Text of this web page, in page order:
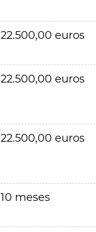
22.500,00 euros
22.500,00 euros
22.500,00 euros
10 meses